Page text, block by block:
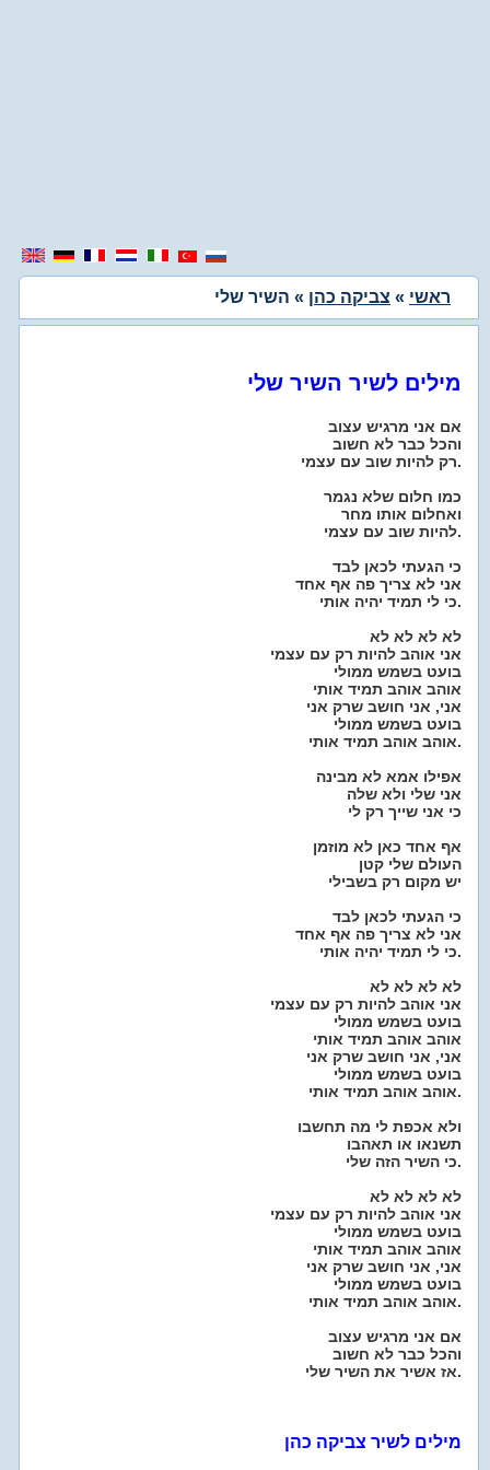
ראשי » צביקה כהן » השיר שלי
מילים לשיר השיר שלי
אם אני מרגיש עצוב
והכל כבר לא חשוב
רק להיות שוב עם עצמי.
כמו חלום שלא נגמר
ואחלום אותו מחר
להיות שוב עם עצמי.
כי הגעתי לכאן לבד
אני לא צריך פה אף אחד
כי לי תמיד יהיה אותי.
לא לא לא לא
אני אוהב להיות רק עם עצמי
בועט בשמש ממולי
אוהב אוהב תמיד אותי
אני, אני חושב שרק אני
בועט בשמש ממולי
אוהב אוהב תמיד אותי.
אפילו אמא לא מבינה
אני שלי ולא שלה
כי אני שייך רק לי
אף אחד כאן לא מוזמן
העולם שלי קטן
יש מקום רק בשבילי
כי הגעתי לכאן לבד
אני לא צריך פה אף אחד
כי לי תמיד יהיה אותי.
לא לא לא לא
אני אוהב להיות רק עם עצמי
בועט בשמש ממולי
אוהב אוהב תמיד אותי
אני, אני חושב שרק אני
בועט בשמש ממולי
אוהב אוהב תמיד אותי.
ולא אכפת לי מה תחשבו
תשנאו או תאהבו
כי השיר הזה שלי.
לא לא לא לא
אני אוהב להיות רק עם עצמי
בועט בשמש ממולי
אוהב אוהב תמיד אותי
אני, אני חושב שרק אני
בועט בשמש ממולי
אוהב אוהב תמיד אותי.
אם אני מרגיש עצוב
והכל כבר לא חשוב
אז אשיר את השיר שלי.
מילים לשיר צביקה כהן